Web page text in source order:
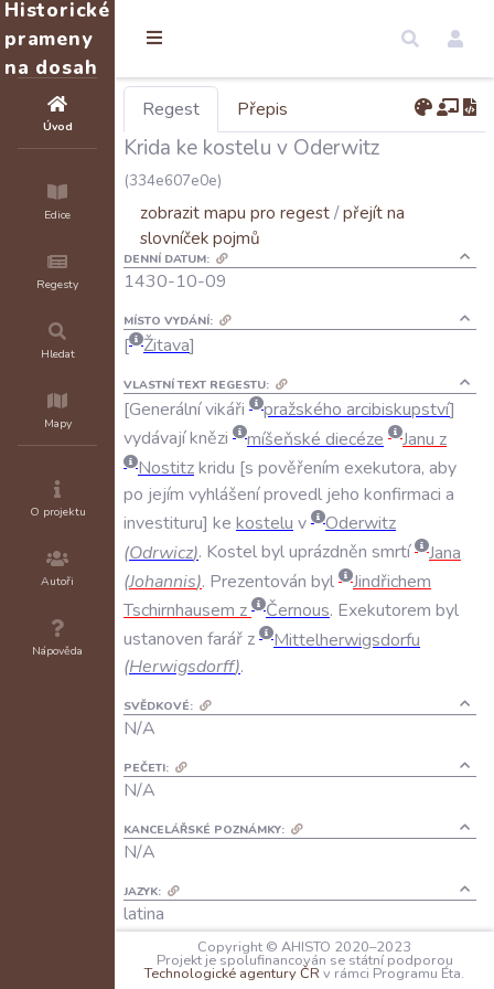
Historické
prameny
na dosah
Úvod
Edice
Regesty
Hledat
Mapy
O projektu
Autoři
Nápověda
Regest Přepis
Krida ke kostelu v Oderwitz
(334e607e0e)
zobrazit mapu pro regest/přejít na
slovníček pojmů
DENNÍ DATUM:
1430-10-09
MÍSTO VYDÁNÍ:
Žitava
VLASTNÍ TEXT REGESTU:
Generálnívikáři pražského arcibiskupství
vydávajíknězi míšeňské diecéze Janu z
Nostitzkridu s pověřením exekutora, aby
po jejím vyhlášeníprovedl jeho konfirmaci a
investituru ke kostelu v
Oderwitz
(Odrwicz). Kostelbyluprázdněn smrtí
Jana
(Johannis). Prezentován byl
Jindřichem
Tschirnhausem z Černous. Exekutorem byl
ustanoven farář z
Mittelherwigsdorfu
(Herwigsdorff).
SVĚDKOVÉ:
N/A
PEČETI:
N/A
KANCELÁŘSKÉ POZNÁMKY:
N/A
JAZYK:
latina
FORMA DOCHOVÁNÍ:
A: N/A
Copyright © AHISTO 2020–2023
Projekt je spolufinancován se státní podporou
Technologické agentury ČR v rámci Programu Éta.